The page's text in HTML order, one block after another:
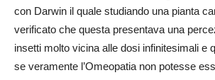
con Darwin il quale studiando una pianta
verificato che questa presentava una
insetti molto vicina alle dosi infinitesimali e
se veramente l’Omeopatia non potesse